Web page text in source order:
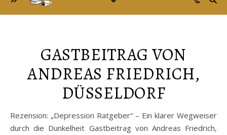
GASTBEITRAG VON
ANDREAS FRIEDRICH,
DÜSSELDORF
Rezension: „Depression Ratgeber“ – Ein klarer Wegweiser
durch die Dunkelheit Gastbeitrag von Andreas Friedrich,